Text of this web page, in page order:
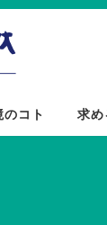
コト 求め